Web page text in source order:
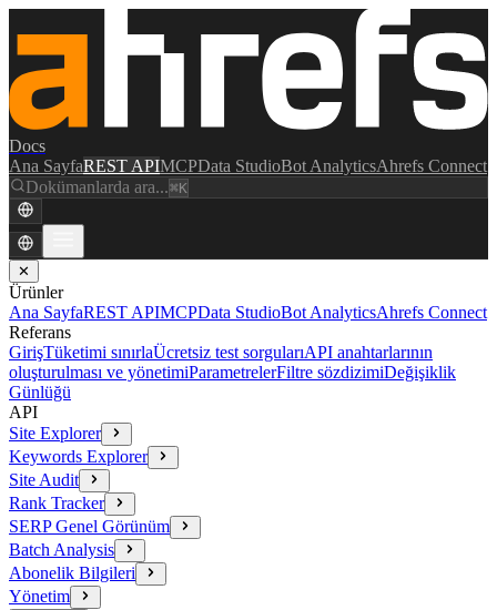
Docs
Ana SayfaREST APIMCPData StudioBot AnalyticsAhrefs Connect
Dokümanlarda ara...⌘K
✕
Ürünler
Ana SayfaREST APIMCPData StudioBot AnalyticsAhrefs Connect
Referans
GirişTüketimi sınırlaÜcretsiz test sorgularıAPI anahtarlarının
oluşturulması ve yönetimiParametrelerFiltre sözdizimiDeğişiklik
Günlüğü
API
Site Explorer
Keywords Explorer
Site Audit
Rank Tracker
SERP Genel Görünüm
Batch Analysis
Abonelik Bilgileri
Yönetim